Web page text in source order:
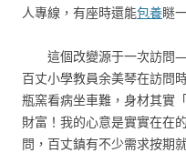
人專線，有座時還能包養瞇
這個改變源于一次訪問
百丈小學教員余美琴在訪問
瓶窯看病坐車難，身材其實
財富！我的心意是實實在在的
問，百丈鎮有不少需求按期